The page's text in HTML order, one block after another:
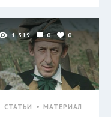
1 319 0 0
СТАТЬИ МАТЕРИАЛ